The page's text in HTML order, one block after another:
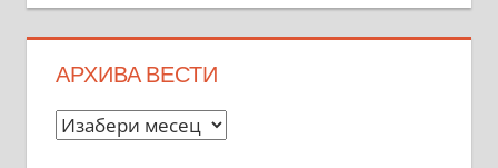
АРХИВА ВЕСТИ
Архива